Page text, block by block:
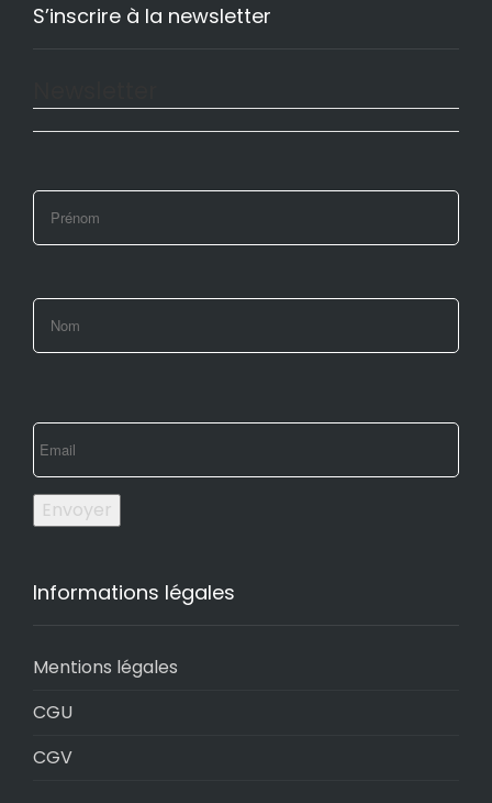
S’inscrire à la newsletter
Envoyer
Informations légales
Mentions légales
CGU
CGV